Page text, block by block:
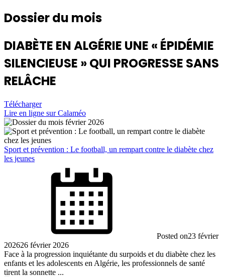
Dossier du mois
DIABÈTE EN ALGÉRIE UNE « ÉPIDÉMIE
SILENCIEUSE » QUI PROGRESSE SANS
RELÂCHE
Télécharger
Lire en ligne sur Calaméo
Sport et prévention : Le football, un rempart contre le diabète chez
les jeunes
Posted on23 février
202626 février 2026
Face à la progression inquiétante du surpoids et du diabète chez les
enfants et les adolescents en Algérie, les professionnels de santé
tirent la sonnette ...